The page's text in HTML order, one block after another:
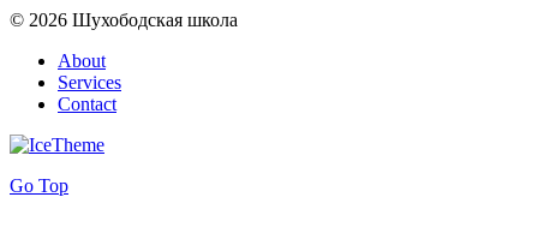
© 2026 Шухободская школа
About
Services
Contact
Go Top